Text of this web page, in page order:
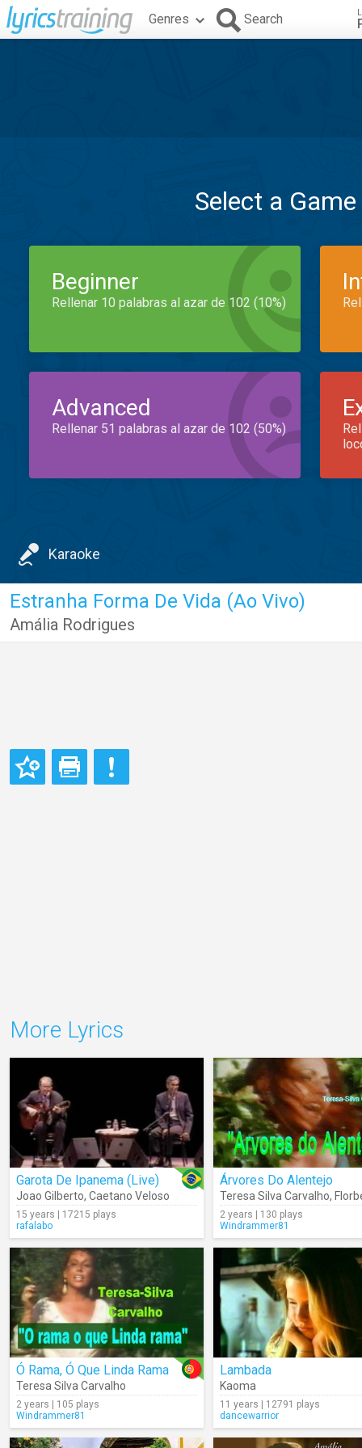
Genres Search
Select a
Beginner
Rellenar 10 palabras al azar de 102 (10%)
Advanced
Rellenar 51 palabras al azar de 102 (50%)
Karaoke
Estranha Forma De Vida (Ao Vivo)
Amália Rodrigues
More Lyrics
Garota De Ipanema (Live)
Joao Gilberto, Caetano Veloso
15 years | 17215 plays
rafalabo
Árvores Do Alentejo
Teresa Silva Carvalho,
2 years | 130 plays
Windrammer81
Ó Rama, Ó Que Linda Rama
Teresa Silva Carvalho
2 years | 105 plays
Windrammer81
Lambada
Kaoma
11 years | 12791 plays
dancewarrior